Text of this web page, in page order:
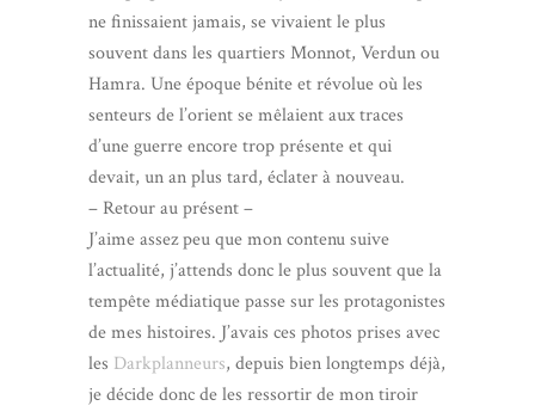
ne finissaient jamais, se vivaient le plus
souvent dans les quartiers Monnot, Verdun ou
Hamra. Une époque bénite et révolue où les
senteurs de l’orient se mêlaient aux traces
d’une guerre encore trop présente et qui
devait, un an plus tard, éclater à nouveau.
– Retour au présent –
J’aime assez peu que mon contenu suive
l’actualité, j’attends donc le plus souvent que la
tempête médiatique passe sur les protagonistes
de mes histoires. J’avais ces photos prises avec
les Darkplanneurs, depuis bien longtemps déjà,
je décide donc de les ressortir de mon tiroir